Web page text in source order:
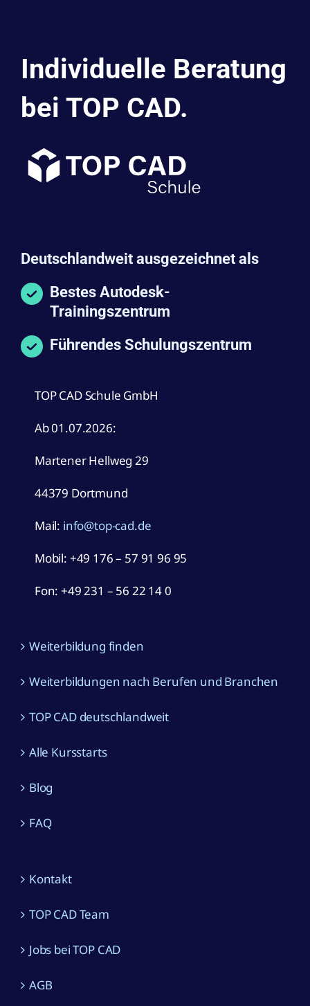
Individuelle Beratung
bei TOP CAD.
Deutschlandweit ausgezeichnet als
Bestes Autodesk-
Trainingszentrum
Führendes Schulungszentrum
TOP CAD Schule GmbH
Ab 01.07.2026:
Martener Hellweg 29
44379 Dortmund
Mail: info@top-cad.de
Mobil: +49 176 – 57 91 96 95
Fon: +49 231 – 56 22 14 0
Weiterbildung finden
Weiterbildungen nach Berufen und Branchen
TOP CAD deutschlandweit
Alle Kursstarts
Blog
FAQ
Kontakt
TOP CAD Team
Jobs bei TOP CAD
AGB